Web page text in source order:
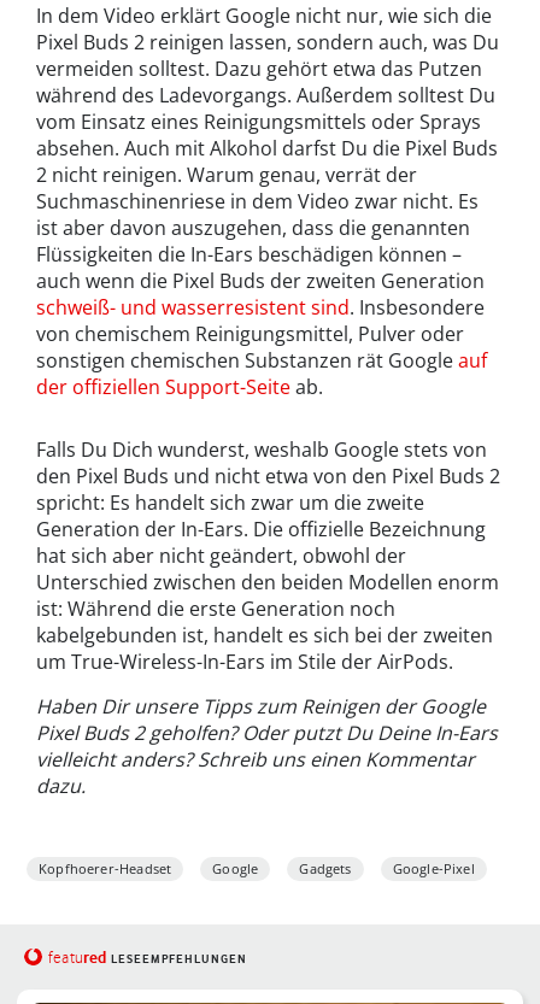
In dem Video erklärt Google nicht nur, wie sich die
Pixel Buds 2 reinigen lassen, sondern auch, was Du
vermeiden solltest. Dazu gehört etwa das Putzen
während des Ladevorgangs. Außerdem solltest Du
vom Einsatz eines Reinigungsmittels oder Sprays
absehen. Auch mit Alkohol darfst Du die Pixel Buds
2 nicht reinigen. Warum genau, verrät der
Suchmaschinenriese in dem Video zwar nicht. Es
ist aber davon auszugehen, dass die genannten
Flüssigkeiten die In-Ears beschädigen können –
auch wenn die Pixel Buds der zweiten Generation
schweiß- und wasserresistent sind. Insbesondere
von chemischem Reinigungsmittel, Pulver oder
sonstigen chemischen Substanzen rät Googleauf
der offiziellen Support-Seiteab.
Falls Du Dich wunderst, weshalb Google stets von
den Pixel Buds und nicht etwa von den Pixel Buds 2
spricht: Es handelt sich zwar um die zweite
Generation der In-Ears. Die offizielle Bezeichnung
hat sich aber nicht geändert, obwohl der
Unterschied zwischen den beiden Modellen enorm
ist: Während die erste Generation noch
kabelgebunden ist, handelt es sich bei der zweiten
um True-Wireless-In-Ears im Stile der AirPods.
Haben Dir unsere Tipps zum Reinigen der Google
Pixel Buds 2 geholfen? Oder putzt Du Deine In-Ears
vielleicht anders? Schreib uns einen Kommentar
dazu.
Kopfhoerer-Headset Google Gadgets Google-Pixel
featured LESEEMPFEHLUNGEN